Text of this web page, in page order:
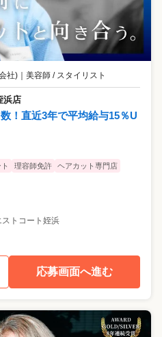
社) 美容師 / スタイリスト
浜店
！直近3年で平均給与15％U
理容師免許
ヘアカット専門店
トコート姪浜
応募画面へ進む